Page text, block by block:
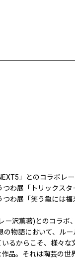
」とのコラボレ
わ展「トリックスタ
わ展「笑う亀には福
沢薫著)とのコラ
の物語において、ル
るからこそ、様々
品。それは陶芸の世